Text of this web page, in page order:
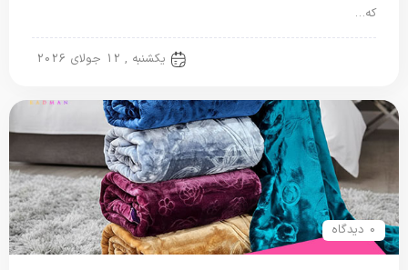
که…
یکشنبه , 12 جولای 2026
0 دیدگاه